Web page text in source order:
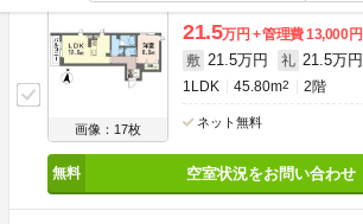
画像：17枚
21.5万円 管理費13,000円
敷 21.5万円 礼 21.5万円
1LDK 45.80m2 2階
ネット無料
空室状況をお問い合わせ